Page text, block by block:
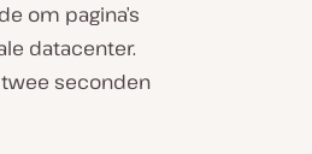
om pagina’s
datacenter.
seconden